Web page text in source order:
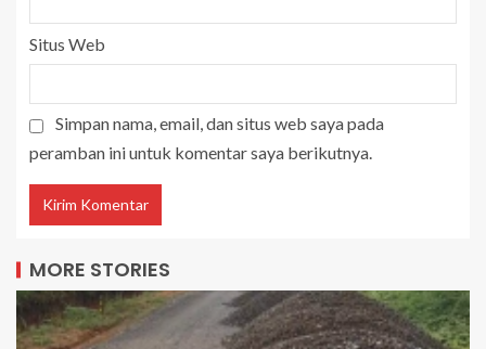
Situs Web
Simpan nama, email, dan situs web saya pada
peramban ini untuk komentar saya berikutnya.
MORE STORIES